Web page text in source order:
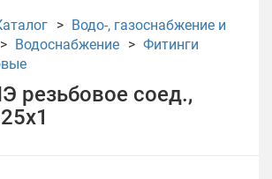
Водо-, газоснабжение и
Водоснабжение
Фитинги
резьбовое соед.,